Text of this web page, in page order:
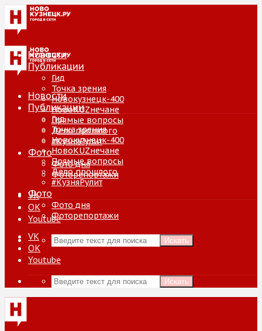
Новости
Публикации
Гид
Точка зрения
Новокузнецк-400
НовоKUZнечане
Прямые вопросы
Дело прошлого
#КузняРулит
Фото
Фото дня
Фоторепортажи
VK
ОК
Youtube
Искать
Новости
Публикации
Гид
Точка зрения
Новокузнецк-400
НовоKUZнечане
Прямые вопросы
Дело прошлого
#КузняРулит
Фото
Фото дня
Фоторепортажи
VK
ОК
Youtube
Искать